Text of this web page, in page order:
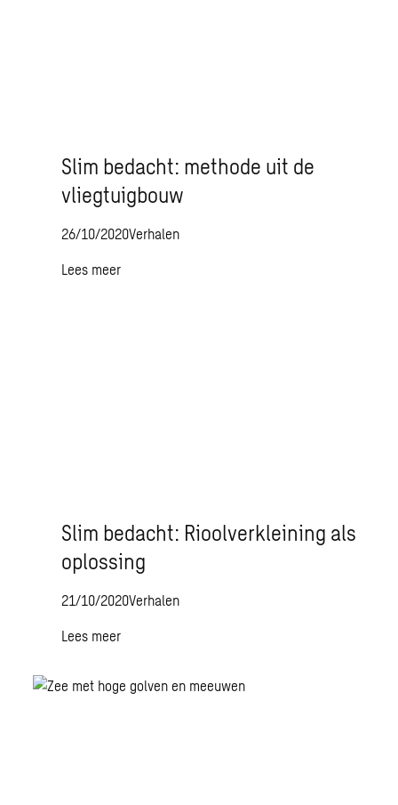
Slim bedacht: methode uit de
vliegtuigbouw
26/10/2020Verhalen
Lees meer
Slim bedacht: Rioolverkleining als
oplossing
21/10/2020Verhalen
Lees meer